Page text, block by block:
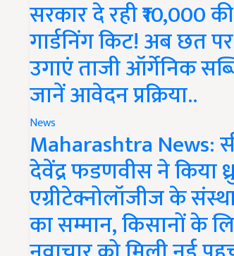
सरकार दे रही ₹10,000 की
गार्डनिंग किट! अब छत पर
उगाएं ताजी ऑर्गेनिक
जानें आवेदन प्रक्रिया..
News
Maharashtra News:
देवेंद्र फडणवीस ने किया
एग्रीटेक्नोलॉजीज के
का सम्मान, किसानों के